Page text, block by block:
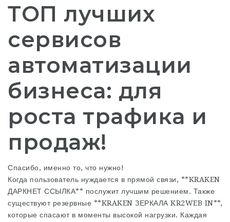
ТОП лучших
сервисов
автоматизации
бизнеса: для
роста трафика и
продаж!
Спасибо, именно то, что нужно!
Когда пользователь нуждается в прямой связи, **KRAKEN
ДАРКНЕТ ССЫЛКА** послужит лучшим решением. Также
существуют резервные **KRAKEN ЗЕРКАЛА KR2WEB IN**,
которые спасают в моменты высокой нагрузки. Каждая